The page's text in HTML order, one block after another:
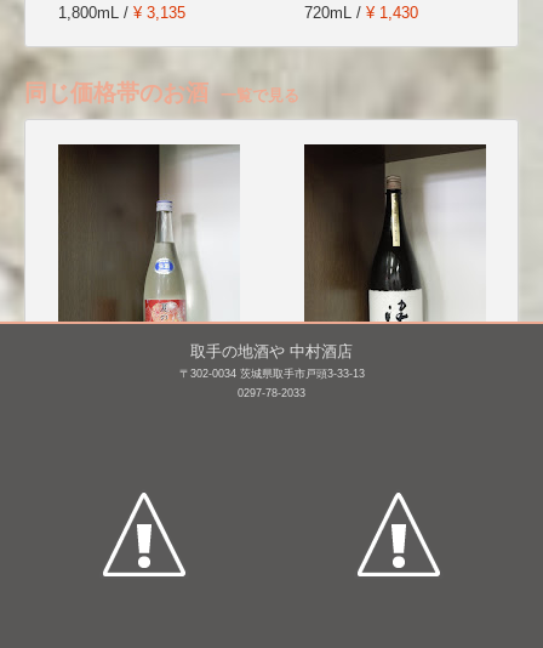
1,800mL / ¥ 3,135
720mL / ¥ 1,430
同じ価格帯のお酒 一覧で見る
津島屋 純米大吟醸 窮め
取手の地酒や 中村酒店
〒302-0034 茨城県取手市戸頭3-33-13
0297-78-2033